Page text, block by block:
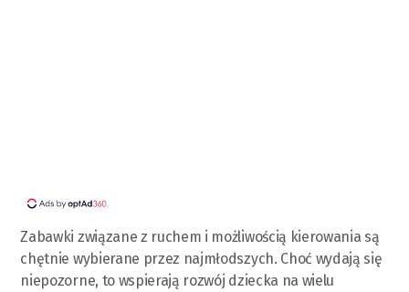
Zabawki związane z ruchem i możliwością kierowania są
chętnie wybierane przez najmłodszych. Choć wydają się
niepozorne, to wspierają rozwój dziecka na wielu